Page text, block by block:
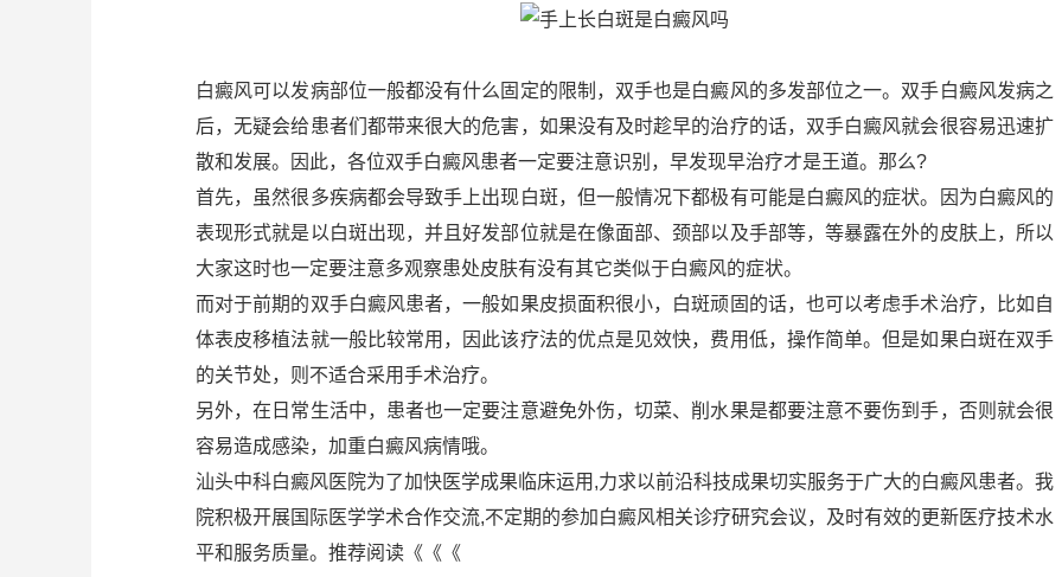
白癜风可以发病部位一般都没有什么固定的限制，双手也是白癜风的多发部位之一。双手白癜风发病之
后，无疑会给患者们都带来很大的危害，如果没有及时趁早的治疗的话，双手白癜风就会很容易迅速扩
散和发展。因此，各位双手白癜风患者一定要注意识别，早发现早治疗才是王道。那么?
首先，虽然很多疾病都会导致手上出现白斑，但一般情况下都极有可能是白癜风的症状。因为白癜风的
表现形式就是以白斑出现，并且好发部位就是在像面部、颈部以及手部等，等暴露在外的皮肤上，所以
大家这时也一定要注意多观察患处皮肤有没有其它类似于白癜风的症状。
而对于前期的双手白癜风患者，一般如果皮损面积很小，白斑顽固的话，也可以考虑手术治疗，比如自
体表皮移植法就一般比较常用，因此该疗法的优点是见效快，费用低，操作简单。但是如果白斑在双手
的关节处，则不适合采用手术治疗。
另外，在日常生活中，患者也一定要注意避免外伤，切菜、削水果是都要注意不要伤到手，否则就会很
容易造成感染，加重白癜风病情哦。
汕头中科白癜风医院为了加快医学成果临床运用,力求以前沿科技成果切实服务于广大的白癜风患者。我
院积极开展国际医学学术合作交流,不定期的参加白癜风相关诊疗研究会议，及时有效的更新医疗技术水
平和服务质量。推荐阅读《《《